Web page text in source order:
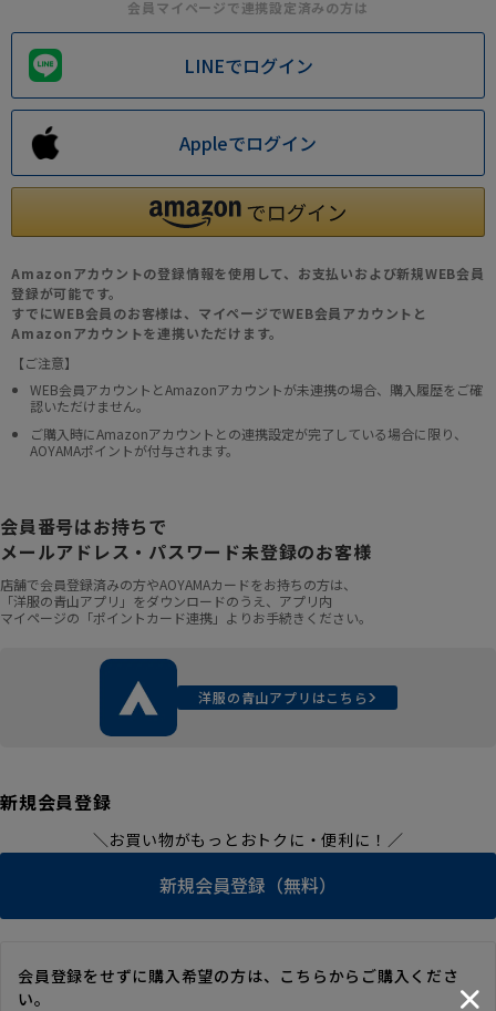
会員マイページで連携設定済みの方は
LINEでログイン
Appleでログイン
Amazonアカウントの登録情報を使用して、お支払いおよび新規WEB会員
登録が可能です。
すでにWEB会員のお客様は、マイページでWEB会員アカウントと
Amazonアカウントを連携いただけます。
【ご注意】
WEB会員アカウントとAmazonアカウントが未連携の場合、購入履歴をご確
認いただけません。
ご購入時にAmazonアカウントとの連携設定が完了している場合に限り、
AOYAMAポイントが付与されます。
会員番号はお持ちで
メールアドレス・パスワード未登録のお客様
店舗で会員登録済みの方やAOYAMAカードをお持ちの方は、
「洋服の青山アプリ」をダウンロードのうえ、アプリ内
マイページの「ポイントカード連携」よりお手続きください。
洋服の青山アプリはこちら
新規会員登録
＼お買い物がもっとおトクに・便利に！／
新規会員登録（無料）
会員登録をせずに購入希望の方は、こちらからご購入くださ
い。